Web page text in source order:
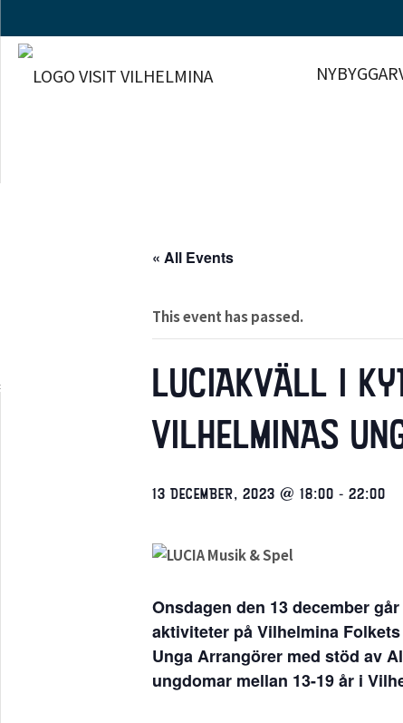
« All Events
This event has passed.
LUCIAKVÄLL I
VILHELMINAS
13 DECEMBER, 2023 @ 18:00 - 22:00
Onsdagen den 13 december
aktiviteter på Vilhelmina
Unga Arrangörer med stöd av
ungdomar mellan 13-19 år i